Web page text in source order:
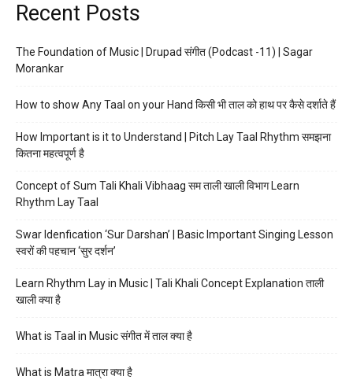
Recent Posts
The Foundation of Music | Drupad संगीत (Podcast -11) | Sagar
Morankar
How to show Any Taal on your Hand किसी भी ताल को हाथ पर कैसे दर्शाते हैं
How Important is it to Understand | Pitch Lay Taal Rhythm समझना
कितना महत्वपूर्ण है
Concept of Sum Tali Khali Vibhaag सम ताली खाली विभाग Learn
Rhythm Lay Taal
Swar Idenfication ‘Sur Darshan’ | Basic Important Singing Lesson
स्वरों की पहचान ‘सुर दर्शन’
Learn Rhythm Lay in Music | Tali Khali Concept Explanation ताली
खाली क्या है
What is Taal in Music संगीत में ताल क्या है
What is Matra मात्रा क्या है